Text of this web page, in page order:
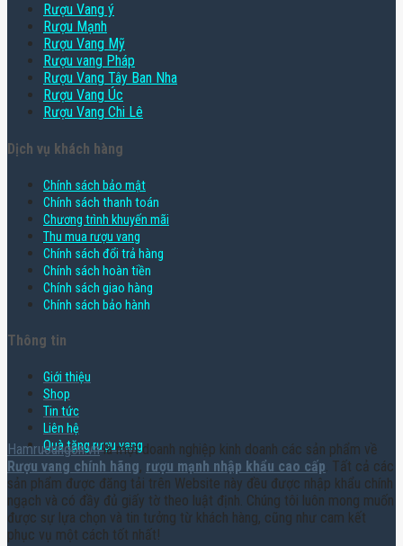
Rượu Vang ý
Rượu Mạnh
Rượu Vang Mỹ
Rượu vang Pháp
Rượu Vang Tây Ban Nha
Rượu Vang Úc
Rượu Vang Chi Lê
Dịch vụ khách hàng
Chính sách bảo mật
Chính sách thanh toán
Chương trình khuyến mãi
Thu mua rượu vang
Chính sách đổi trả hàng
Chính sách hoàn tiền
Chính sách giao hàng
Chính sách bảo hành
Thông tin
Giới thiệu
Shop
Tin tức
Liên hệ
Quà tặng rượu vang
Hamruoungon.vnlà một doanh nghiệp kinh doanh các sản phẩm về
Rượu vang chính hãng, rượu mạnh nhập khẩu cao cấp. Tất cả các
sản phẩm được đăng tải trên Website này đều được nhập khẩu chính
ngạch và có đầy đủ giấy tờ theo luật định. Chúng tôi luôn mong muốn
được sự lựa chọn và tin tưởng từ khách hàng, cũng như cam kết
phục vụ một cách tốt nhất!